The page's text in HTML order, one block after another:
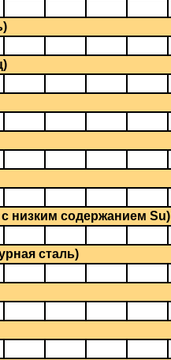
низким содержанием Su)
сталь)